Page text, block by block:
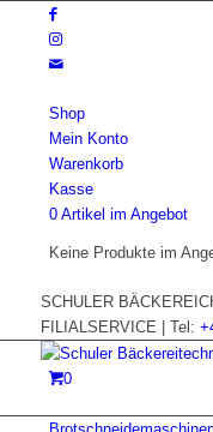
Shop
Mein Konto
Warenkorb
Kasse
0 Artikel im Angebot
Keine Produkte im
SCHULER
FILIALSERVICE | Tel:
0